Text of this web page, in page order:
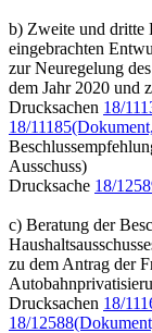
b) Zweite und dritte
eingebrachten
zur Neuregelung
dem Jahr 2020 und
Drucksachen 18/
18/11185
Ausschuss)
Drucksache 18/
c) Beratung der
zu dem Antrag der
Drucksachen 18/
18/12588